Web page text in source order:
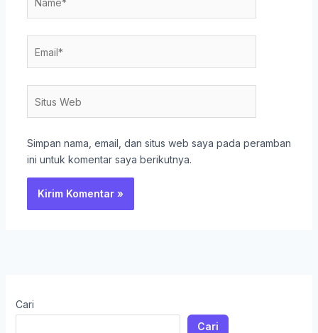
Web
Simpan nama, email, dan situs web saya pada peramban
ini untuk komentar saya berikutnya.
Cari
Cari